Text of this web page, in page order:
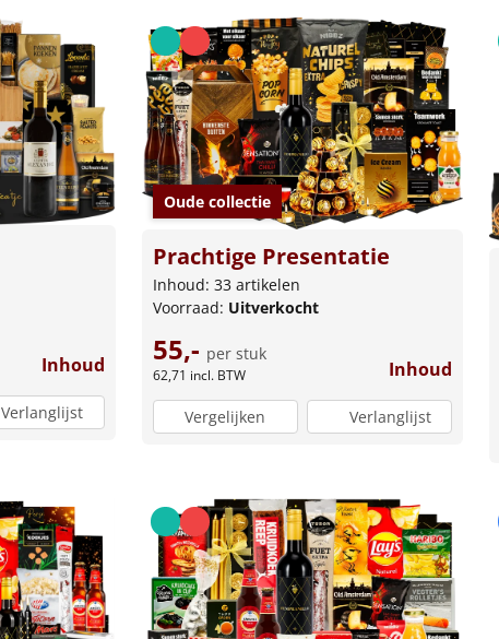
Inhoud
Verlanglijst
Oude collectie
Prachtige Presentatie
Inhoud: 33 artikelen
Voorraad: Uitverkocht
55,- per stuk
62,71 incl. BTW Inhoud
Vergelijken Verlanglijst